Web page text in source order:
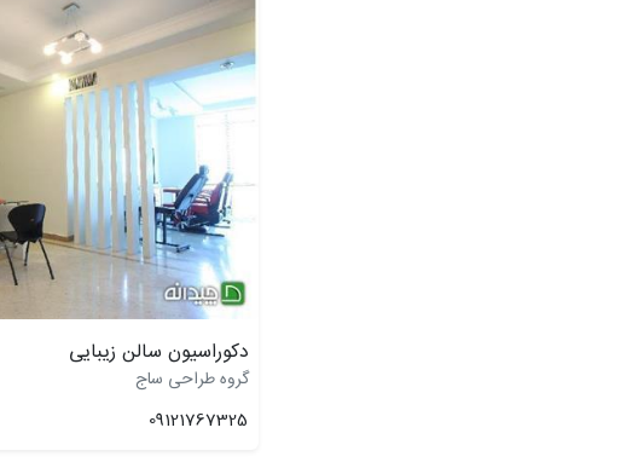
دکوراسیون سالن زیبایی
گروه طراحی ساج
09121767325